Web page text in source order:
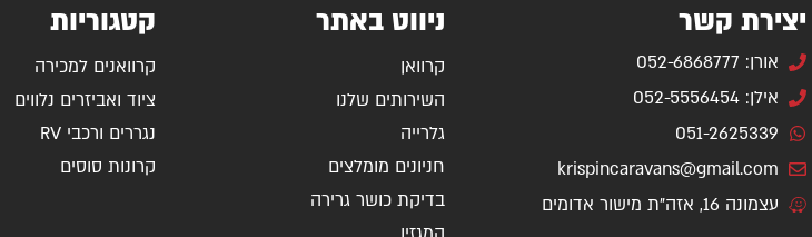
יצירת קשר
אורן: 052-6868777
אילן: 052-5556454
051-2625339
krispincaravans@gmail.com
עצמונה 16, אזה"ת מישור אדומים
ניווט באתר
קרוואן
השירותים שלנו
גלרייה
חניונים מומלצים
בדיקת כושר גרירה
קטגוריות
קרוואנים למכירה
ציוד ואביזרים נלווים
נגררים ורכבי RV
קרונות סוסים